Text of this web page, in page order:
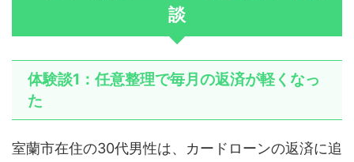
談
体験談1：任意整理で毎月の返済が軽くなっ
た
室蘭市在住の30代男性は、カードローンの返済に追